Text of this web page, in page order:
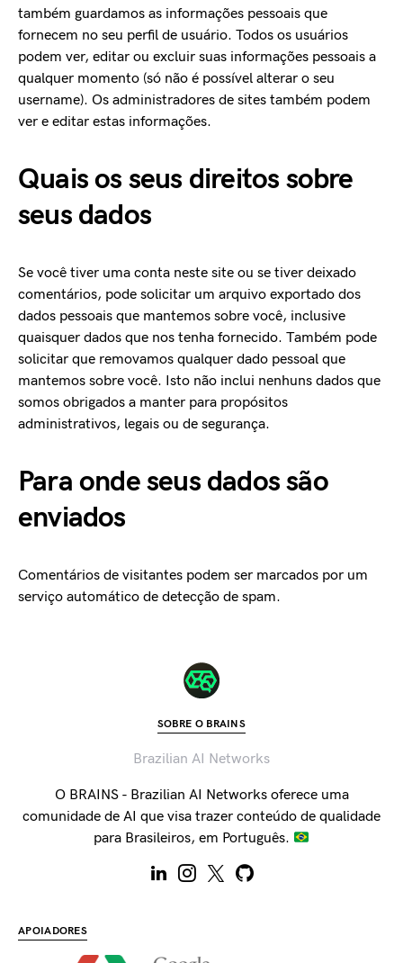
também guardamos as informações pessoais que
fornecem no seu perfil de usuário. Todos os usuários
podem ver, editar ou excluir suas informações pessoais a
qualquer momento (só não é possível alterar o seu
username). Os administradores de sites também podem
ver e editar estas informações.
Quais os seus direitos sobre
seus dados
Se você tiver uma conta neste site ou se tiver deixado
comentários, pode solicitar um arquivo exportado dos
dados pessoais que mantemos sobre você, inclusive
quaisquer dados que nos tenha fornecido. Também pode
solicitar que removamos qualquer dado pessoal que
mantemos sobre você. Isto não inclui nenhuns dados que
somos obrigados a manter para propósitos
administrativos, legais ou de segurança.
Para onde seus dados são
enviados
Comentários de visitantes podem ser marcados por um
serviço automático de detecção de spam.
SOBRE O BRAINS
Brazilian AI Networks
O BRAINS - Brazilian AI Networks oferece uma
comunidade de AI que visa trazer conteúdo de qualidade
para Brasileiros, em Português.
APOIADORES